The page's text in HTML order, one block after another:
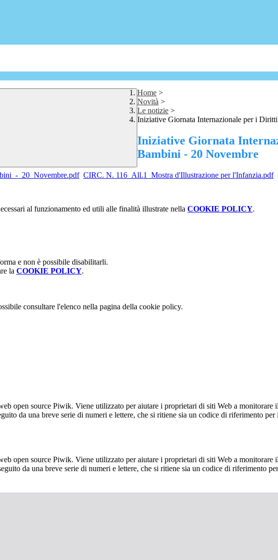
Home >
Novità >
Le notizie >
Iniziative Giornata Internazionale per i
Iniziative Giornata
Bambini - 20 Novembre
_20_Novembre.pdf CIRC. N. 116_All.1_Mostra d'Illustrazione per l'Infanzia.pdf
al funzionamento ed utili alle finalità illustrate nella COOKIE POLICY.
e non è possibile disabilitarli.
la COOKIE POLICY.
consultare l'elenco nella pagina della cookie policy.
open source Piwik. Viene utilizzato per aiutare i proprietari di siti Web a monitorare
da una breve serie di numeri e lettere, che si ritiene sia un codice di riferimento
open source Piwik. Viene utilizzato per aiutare i proprietari di siti Web a monitorare
da una breve serie di numeri e lettere, che si ritiene sia un codice di riferimento